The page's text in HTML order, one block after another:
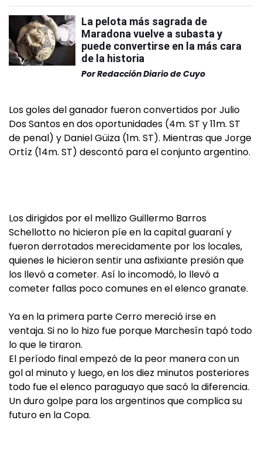
La pelota más sagrada de
Maradona vuelve a subasta y
puede convertirse en la más cara
de la historia
PorRedacción Diario de Cuyo
Los goles del ganador fueron convertidos por Julio
Dos Santos en dos oportunidades (4m. ST y 11m. ST
de penal) y Daniel Güiza (1m. ST). Mientras que Jorge
Ortíz (14m. ST) descontó para el conjunto argentino.
Los dirigidos por el mellizo Guillermo Barros
Schellotto no hicieron píe en la capital guaraní y
fueron derrotados merecidamente por los locales,
quienes le hicieron sentir una asfixiante presión que
los llevó a cometer. Así lo incomodó, lo llevó a
cometer fallas poco comunes en el elenco granate.
Ya en la primera parte Cerro mereció irse en
ventaja. Si no lo hizo fue porque Marchesín tapó todo
lo que le tiraron.
El período final empezó de la peor manera con un
gol al minuto y luego, en los diez minutos posteriores
todo fue el elenco paraguayo que sacó la diferencia.
Un duro golpe para los argentinos que complica su
futuro en la Copa.